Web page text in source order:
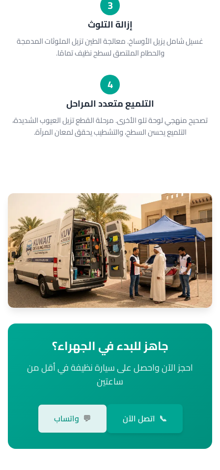
3
إزالة التلوث
غسيل شامل يزيل الأوساخ. معالجة الطين تزيل الملوثات المدمجة
والحطام الملتصق لسطح نظيف تمامًا.
4
التلميع متعدد المراحل
تصحيح منهجي لوحة تلو الأخرى. مرحلة القطع تزيل العيوب الشديدة،
التلميع يحسن السطح، والتشطيب يحقق لمعان المرآة.
جاهز للبدء في الجهراء؟
احجز الآن واحصل على سيارة نظيفة في أقل من
ساعتين
📞 اتصل الآن 💬 واتساب